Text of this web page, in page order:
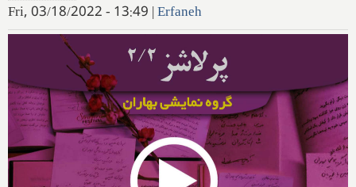
Fri, 03/18/2022 - 13:49 |Erfaneh